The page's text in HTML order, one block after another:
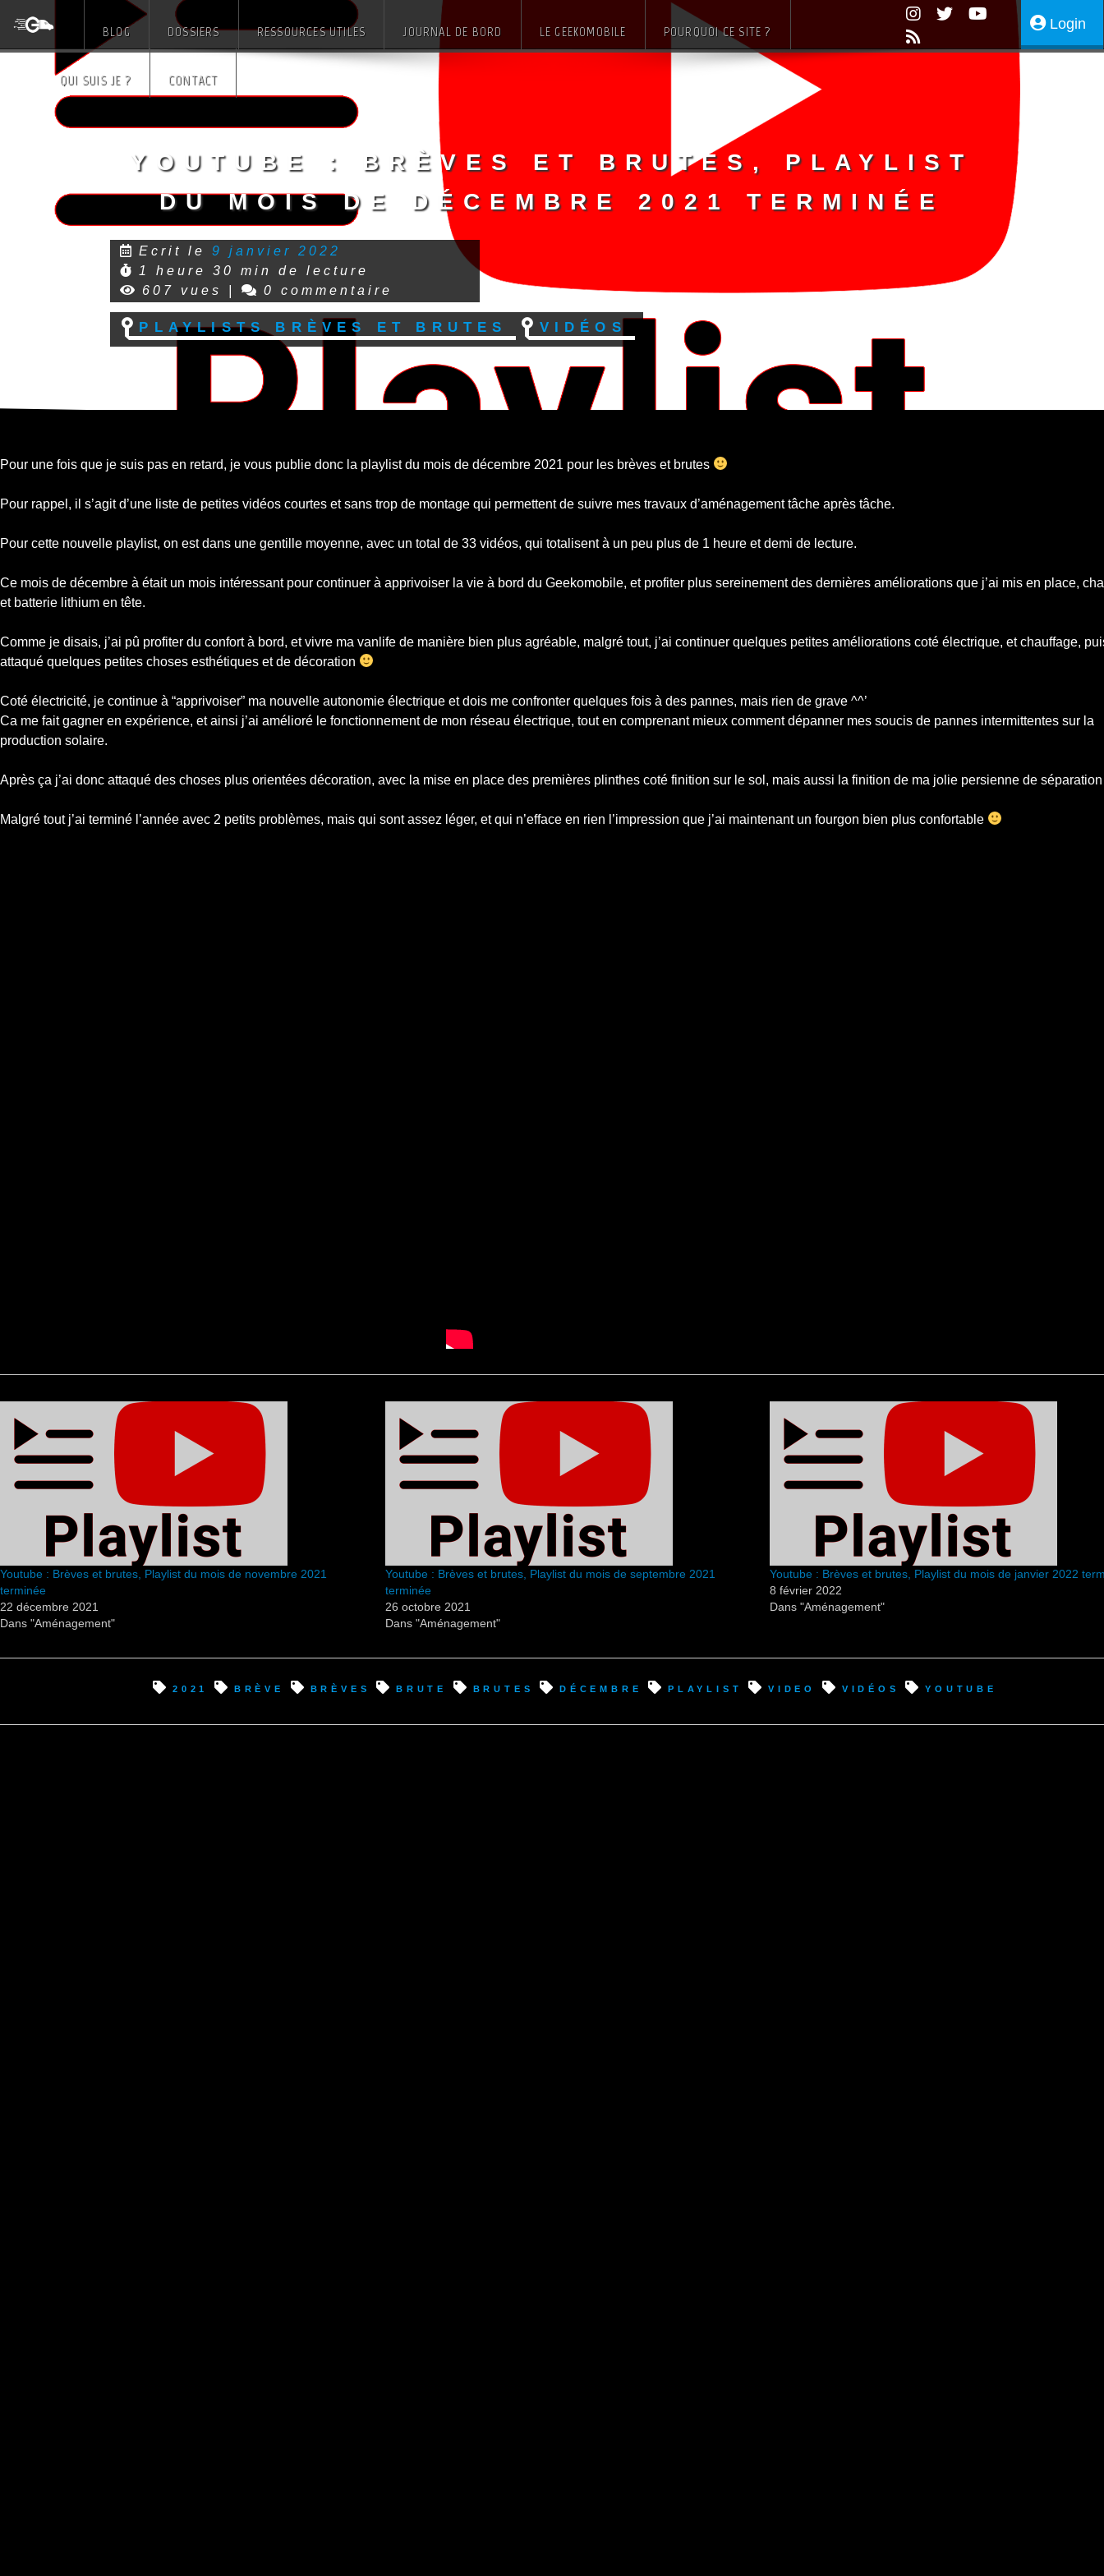
BLOG DOSSIERS RESSOURCES UTILES JOURNAL DE BORD LE GEEKOMOBILE POURQUOI CE SITE ?
QUI SUIS JE ? CONTACT
Login
Playlists Brèves et Brutes Vidéos
Youtube : Brèves et brutes, Playlist
du mois de décembre 2021 terminée
Ecrit le9 janvier 2022
1 heure 30 min de lecture
607 vues
0 commentaire
Pour une fois que je suis pas en retard, je vous publie donc la playlist du mois de décembre 2021 pour les brèves et brutes
Pour rappel, il s’agit d’une liste de petites vidéos courtes et sans trop de montage qui permettent de suivre mes travaux d’aménagement tâche après tâche.
Pour cette nouvelle playlist, on est dans une gentille moyenne, avec un total de 33 vidéos, qui totalisent à un peu plus de 1 heure et demi de lecture.
Ce mois de décembre à était un mois intéressant pour continuer à apprivoiser la vie à bord du Geekomobile, et profiter plus sereinement des dernières améliorations que j’ai mis en place,
et batterie lithium en tête.
Comme je disais, j’ai pû profiter du confort à bord, et vivre ma vanlife de manière bien plus agréable, malgré tout, j’ai continuer quelques petites améliorations coté électrique, et chauffage,
attaqué quelques petites choses esthétiques et de décoration
Coté électricité, je continue à “apprivoiser” ma nouvelle autonomie électrique et dois me confronter quelques fois à des pannes, mais rien de grave ^^’
Ca me fait gagner en expérience, et ainsi j’ai amélioré le fonctionnement de mon réseau électrique, tout en comprenant mieux comment dépanner mes soucis de pannes intermittentes sur la
production solaire.
Après ça j’ai donc attaqué des choses plus orientées décoration, avec la mise en place des premières plinthes coté finition sur le sol, mais aussi la finition de ma jolie persienne de
Malgré tout j’ai terminé l’année avec 2 petits problèmes, mais qui sont assez léger, et qui n’efface en rien l’impression que j’ai maintenant un fourgon bien plus confortable
Youtube : Brèves et brutes, Playlist du mois de novembre 2021
terminée
22 décembre 2021
Dans "Aménagement"
Youtube : Brèves et brutes, Playlist du mois de septembre 2021
terminée
26 octobre 2021
Dans "Aménagement"
Youtube : Brèves et brutes, Playlist du mois de janvier 2022
8 février 2022
Dans "Aménagement"
2021 brève brèves brute brutes décembre playlist video vidéos youtube